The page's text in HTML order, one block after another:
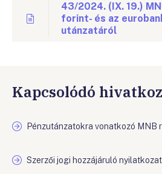
43/2024. (IX. 19.)
forint- és az
utánzatáról
Kapcsolódó
Pénzutánzatokra vonatkozó MNB
Szerzői jogi hozzájáruló nyilatkozat